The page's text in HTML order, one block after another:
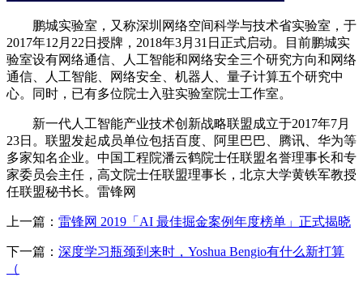
鹏城实验室，又称深圳网络空间科学与技术省实验室，于
2017年12月22日授牌，2018年3月31日正式启动。目前鹏城实
验室设有网络通信、人工智能和网络安全三个研究方向和网络
通信、人工智能、网络安全、机器人、量子计算五个研究中
心。同时，已有多位院士入驻实验室院士工作室。
新一代人工智能产业技术创新战略联盟成立于2017年7月
23日。联盟发起成员单位包括百度、阿里巴巴、腾讯、华为等
多家知名企业。中国工程院潘云鹤院士任联盟名誉理事长和专
家委员会主任，高文院士任联盟理事长，北京大学黄铁军教授
任联盟秘书长。雷锋网
上一篇： 雷锋网 2019「AI 最佳掘金案例年度榜单」正式揭晓
下一篇： 深度学习瓶颈到来时，Yoshua Bengio有什么新打算
（